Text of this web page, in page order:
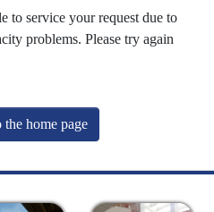
to service your request due to
problems. Please try again
the home page